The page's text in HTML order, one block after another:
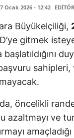
Ocak 2026 - 12:42
Büyükelçiliği,
gitmek
başlatıldığını
öncelikli
azaltmayı ve